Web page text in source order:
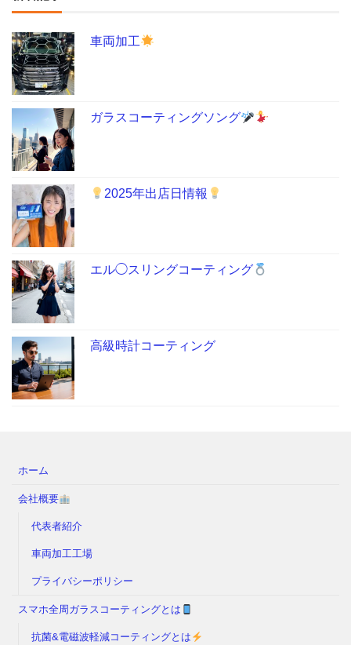
車両加工
ガラスコーティングソング
2025年出店日情報
エル◯スリングコーティング
高級時計コーティング
ホーム
会社概要
代表者紹介
車両加工工場
プライバシーポリシー
スマホ全周ガラスコーティングとは
抗菌&電磁波軽減コーティングとは